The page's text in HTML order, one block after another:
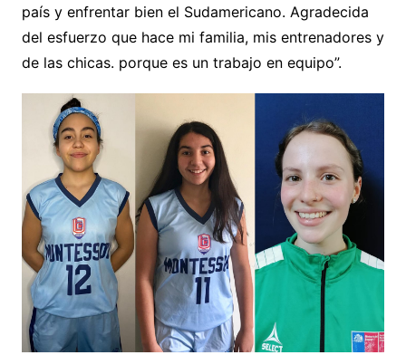
país y enfrentar bien el Sudamericano. Agradecida
del esfuerzo que hace mi familia, mis entrenadores y
de las chicas. porque es un trabajo en equipo”.